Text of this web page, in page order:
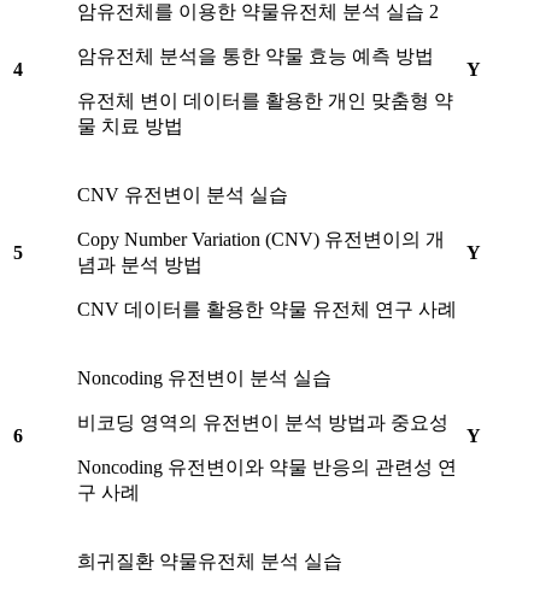
4
암유전체를 이용한 약물유전체 분석 실습 2
암유전체 분석을 통한 약물 효능 예측 방법
유전체 변이 데이터를 활용한 개인 맞춤형 약
물 치료 방법
Y
5
CNV 유전변이 분석 실습
Copy Number Variation (CNV) 유전변이의 개
념과 분석 방법
CNV 데이터를 활용한 약물 유전체 연구 사례
Y
6
Noncoding 유전변이 분석 실습
비코딩 영역의 유전변이 분석 방법과 중요성
Noncoding 유전변이와 약물 반응의 관련성 연
구 사례
Y
희귀질환 약물유전체 분석 실습